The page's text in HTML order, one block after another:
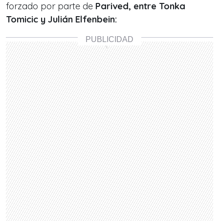
forzado por parte de Parived, entre Tonka
Tomicic y Julián Elfenbein: